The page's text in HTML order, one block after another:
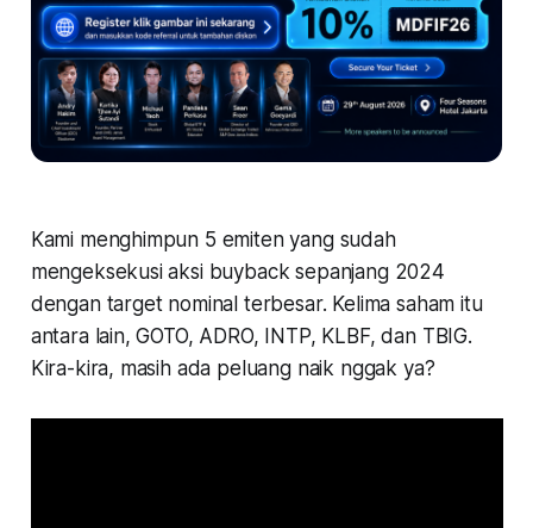
Kami menghimpun 5 emiten yang sudah
mengeksekusi aksi buyback sepanjang 2024
dengan target nominal terbesar. Kelima saham itu
antara lain, GOTO, ADRO, INTP, KLBF, dan TBIG.
Kira-kira, masih ada peluang naik nggak ya?